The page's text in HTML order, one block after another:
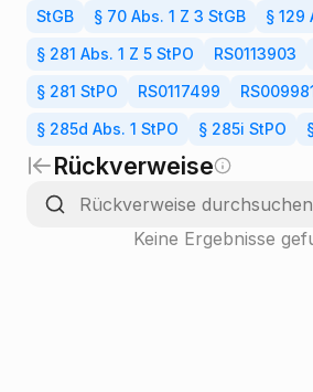
StGB § 70 Abs. 1 Z 3 StGB § 129
§ 281 Abs. 1 Z 5 StPO RS0113903
§ 281 StPO RS0117499
§ 285d Abs. 1 StPO § 285i StPO
Rückverweise
Keine Ergebnisse